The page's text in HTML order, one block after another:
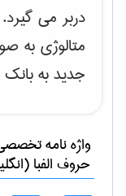
دربر می
متالوژی به
جدید به
واژه نامه
حروف الفبا